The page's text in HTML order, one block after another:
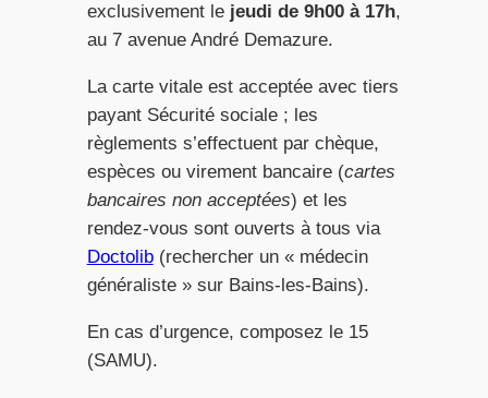
exclusivement le jeudi de 9h00 à 17h,
au 7 avenue André Demazure.
La carte vitale est acceptée avec tiers
payant Sécurité sociale ; les
règlements s’effectuent par chèque,
espèces ou virement bancaire (cartes
bancaires non acceptées) et les
rendez-vous sont ouverts à tous via
Doctolib(rechercher un « médecin
généraliste » sur Bains-les-Bains).
En cas d’urgence, composez le 15
(SAMU).